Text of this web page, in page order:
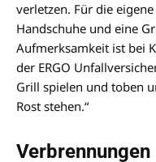
verletzen. Für die
Handschuhe und eine
Aufmerksamkeit ist bei
der ERGO
Grill spielen und toben
Rost stehen.“